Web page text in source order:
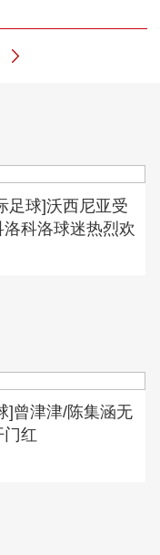
足球]沃西尼亚受
洛科洛球迷热烈欢
]曾津津/陈集涵无
门红